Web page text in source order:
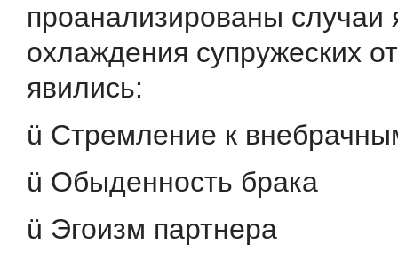
проанализированы случаи
охлаждения супружеских
явились:
ü Стремление к
ü Обыденность брака
ü Эгоизм партнера